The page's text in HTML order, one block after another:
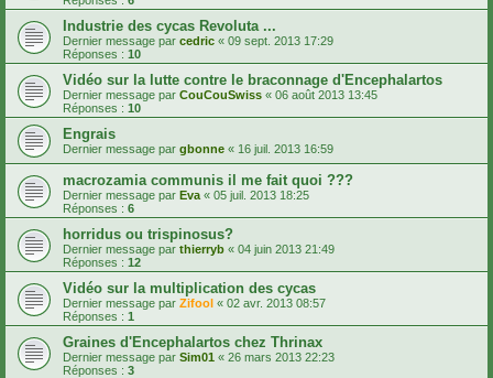
Industrie des cycas Revoluta ...
Dernier message par cedric « 09 sept. 2013 17:29
Réponses : 10
Vidéo sur la lutte contre le braconnage d'Encephalartos
Dernier message par CouCouSwiss « 06 août 2013 13:45
Réponses : 10
Engrais
Dernier message par gbonne « 16 juil. 2013 16:59
macrozamia communis il me fait quoi ???
Dernier message par Eva « 05 juil. 2013 18:25
Réponses : 6
horridus ou trispinosus?
Dernier message par thierryb « 04 juin 2013 21:49
Réponses : 12
Vidéo sur la multiplication des cycas
Dernier message par Zifool « 02 avr. 2013 08:57
Réponses : 1
Graines d'Encephalartos chez Thrinax
Dernier message par Sim01 « 26 mars 2013 22:23
Réponses : 3